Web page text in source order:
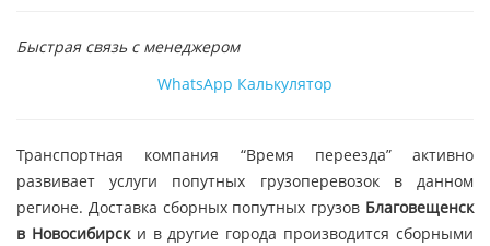
Быстрая связь с менеджером
WhatsApp Калькулятор
Транспортная компания “Время переезда” активно
развивает услуги попутных грузоперевозок в данном
регионе. Доставка сборных попутных грузов Благовещенск
в Новосибирски в другие города производится сборными